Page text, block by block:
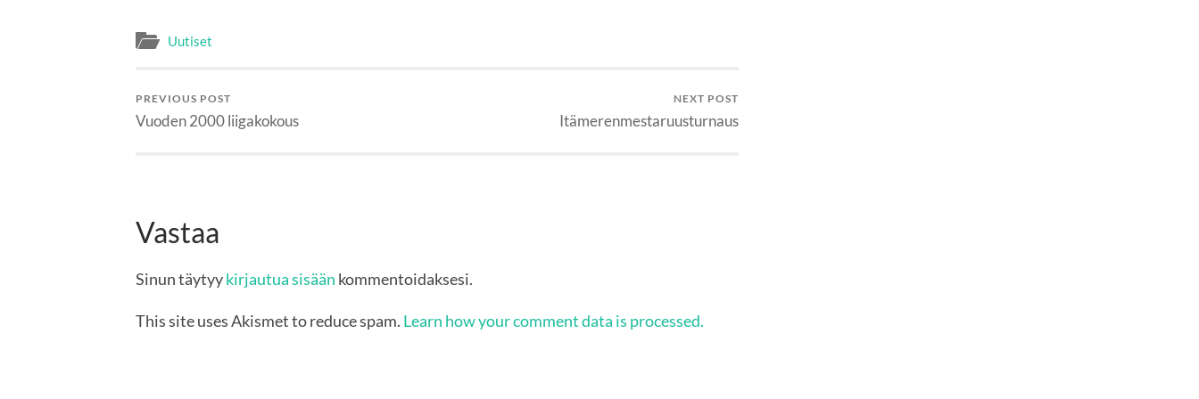
Uutiset
PREVIOUS POST
Vuoden 2000 liigakokous
NEXT POST
Itämerenmestaruusturnaus
Vastaa
Sinun täytyykirjautua sisään kommentoidaksesi.
This site uses Akismet to reduce spam. Learn how your comment data is processed.